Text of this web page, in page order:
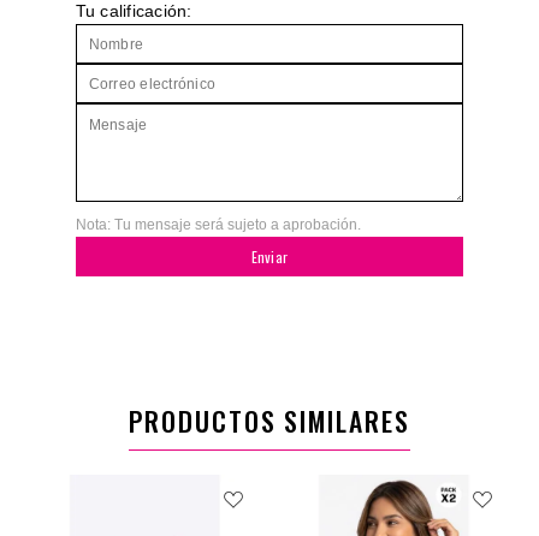
Tu calificación:
Nota: Tu mensaje será sujeto a aprobación.
Enviar
PRODUCTOS SIMILARES